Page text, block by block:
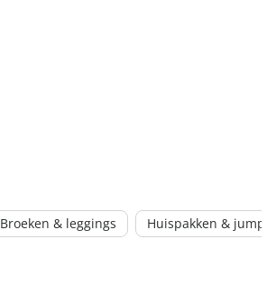
Broeken & leggings Huispakken &